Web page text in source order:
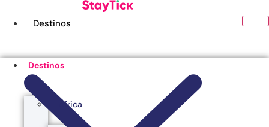
Destinos
Destinos
África